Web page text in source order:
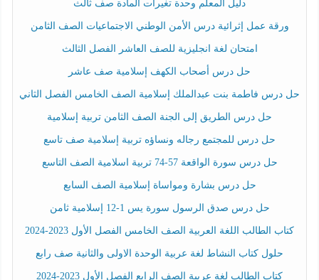
دليل المعلم وحدة تغيرات المادة صف ثالث
ورقة عمل إثرائية درس الأمن الوطني الاجتماعيات الصف الثامن
امتحان لغة انجليزية للصف العاشر الفصل الثالث
حل درس أصحاب الكهف إسلامية صف عاشر
حل درس فاطمة بنت عبدالملك إسلامية الصف الخامس الفصل الثاني
حل درس الطريق إلى الجنة الصف الثامن تربية إسلامية
حل درس للمجتمع رجاله ونساؤه تربية إسلامية صف تاسع
حل درس سورة الواقعة 57-74 تربية اسلامية الصف التاسع
حل درس بشارة ومواساة إسلامية الصف السابع
حل درس صدق الرسول سورة يس 1-12 إسلامية ثامن
كتاب الطالب اللغة العربية الصف الخامس الفصل الأول 2023-2024
حلول كتاب النشاط لغة عربية الوحدة الاولى والثانية صف رابع
كتاب الطالب لغة عربية الصف الرابع الفصل الأول 2023-2024